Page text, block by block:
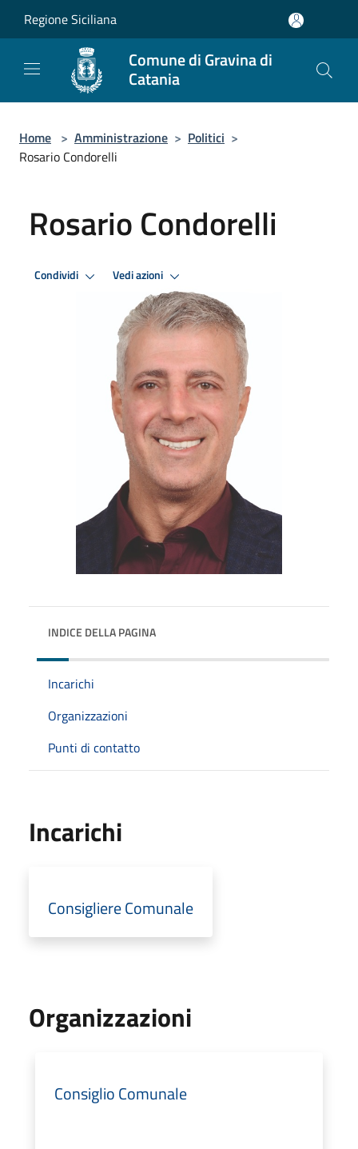
Regione Siciliana
Comune di Gravina di
Catania
Home > Amministrazione > Politici >
Rosario Condorelli
Rosario Condorelli
Condividi Vedi azioni
INDICE DELLA PAGINA
Incarichi
Organizzazioni
Punti di contatto
Incarichi
Consigliere Comunale
Organizzazioni
Consiglio Comunale